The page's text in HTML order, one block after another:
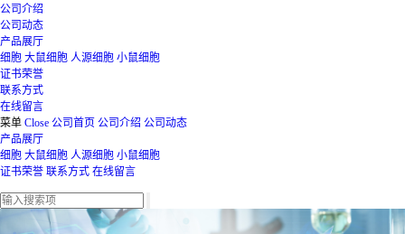
公司介绍
公司动态
产品展厅
细胞 大鼠细胞 人源细胞 小鼠细胞
证书荣誉
联系方式
在线留言
菜单 Close 公司首页 公司介绍 公司动态
产品展厅
细胞 大鼠细胞 人源细胞 小鼠细胞
证书荣誉 联系方式 在线留言